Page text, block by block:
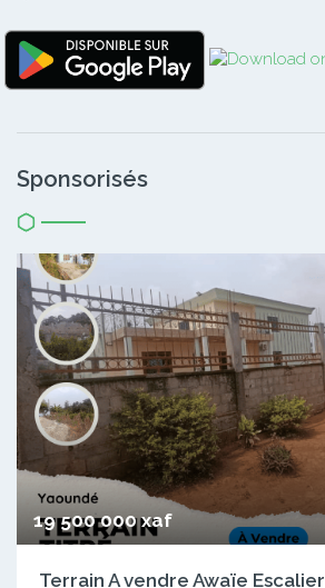
Sponsorisés
19 500 000 xaf
Terrain A vendre Awaïe Escalier